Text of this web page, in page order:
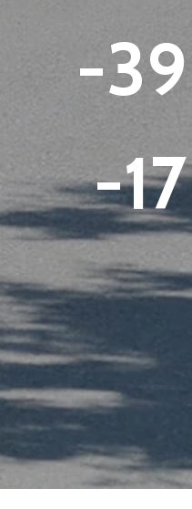
-39
-18